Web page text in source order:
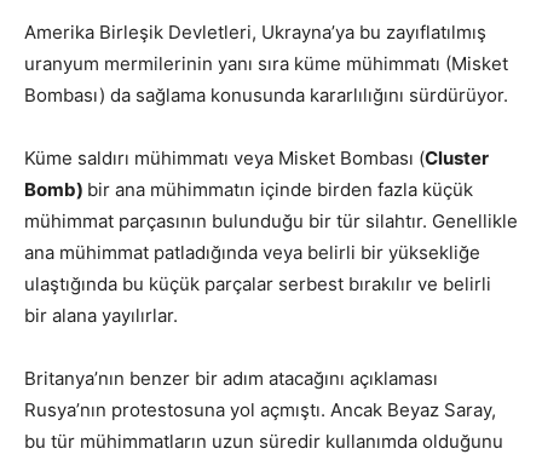
Amerika Birleşik Devletleri, Ukrayna’ya bu zayıflatılmış
uranyum mermilerinin yanı sıra küme mühimmatı (Misket
Bombası) da sağlama konusunda kararlılığını sürdürüyor.
Küme saldırı mühimmatı veya Misket Bombası (Cluster
Bomb) bir ana mühimmatın içinde birden fazla küçük
mühimmat parçasının bulunduğu bir tür silahtır. Genellikle
ana mühimmat patladığında veya belirli bir yüksekliğe
ulaştığında bu küçük parçalar serbest bırakılır ve belirli
bir alana yayılırlar.
Britanya’nın benzer bir adım atacağını açıklaması
Rusya’nın protestosuna yol açmıştı. Ancak Beyaz Saray,
bu tür mühimmatların uzun süredir kullanımda olduğunu